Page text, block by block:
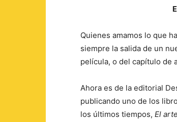
Quienes amamos lo que
siempre la salida de un
película, o del capítulo de
Ahora es de la editorial
publicando uno de los
los últimos tiempos, El